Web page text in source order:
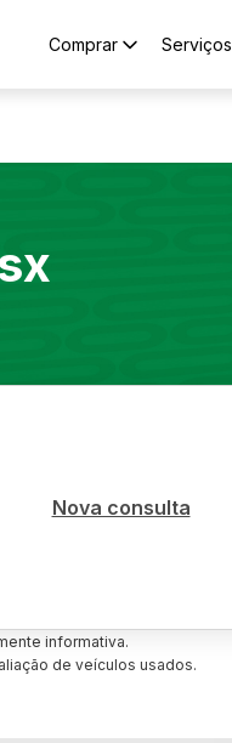
Comprar Serviços
Nova consulta
informativa.
de veículos usados.